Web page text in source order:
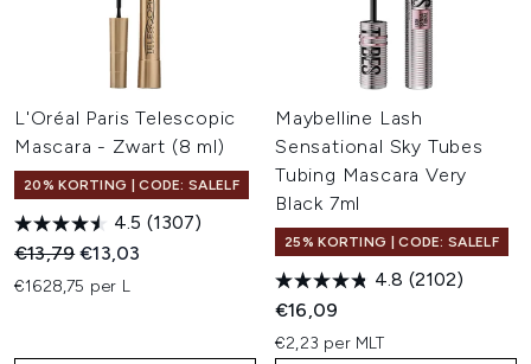
L'Oréal Paris Telescopic
Mascara - Zwart (8 ml)
20% KORTING | CODE: SALELF
4.5 (1307)
Recommended Retail Price:
€13,79Huidige prijs:
€13,03
€1628,75 per L
Maybelline Lash
Sensational Sky Tubes
Tubing Mascara Very
Black 7ml
25% KORTING | CODE: SALELF
4.8 (2102)
€16,09
€2,23 per MLT